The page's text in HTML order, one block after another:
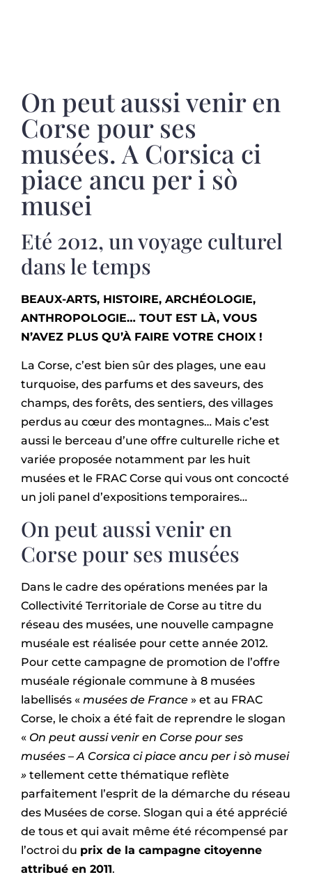
On peut aussi venir en
Corse pour ses
musées. A Corsica ci
piace ancu per i sò
musei
Eté 2012, un voyage culturel
dans le temps
BEAUX-ARTS, HISTOIRE, ARCHÉOLOGIE,
ANTHROPOLOGIE… TOUT EST LÀ, VOUS
N’AVEZ PLUS QU’À FAIRE VOTRE CHOIX !
La Corse, c’est bien sûr des plages, une eau
turquoise, des parfums et des saveurs, des
champs, des forêts, des sentiers, des villages
perdus au cœur des montagnes… Mais c’est
aussi le berceau d’une offre culturelle riche et
variée proposée notamment par les huit
musées et le FRAC Corse qui vous ont concocté
un joli panel d’expositions temporaires…
On peut aussi venir en
Corse pour ses musées
Dans le cadre des opérations menées par la
Collectivité Territoriale de Corse au titre du
réseau des musées, une nouvelle campagne
muséale est réalisée pour cette année 2012.
Pour cette campagne de promotion de l’offre
muséale régionale commune à 8 musées
labellisés « musées de France » et au FRAC
Corse, le choix a été fait de reprendre le slogan
« On peut aussi venir en Corse pour ses
musées –A Corsica ci piace ancu per i sò musei
» tellement cette thématique reflète
parfaitement l’esprit de la démarche du réseau
des Musées de corse. Slogan qui a été apprécié
de tous et qui avait même été récompensé par
l’octroi du prix de la campagne citoyenne
attribué en 2011.